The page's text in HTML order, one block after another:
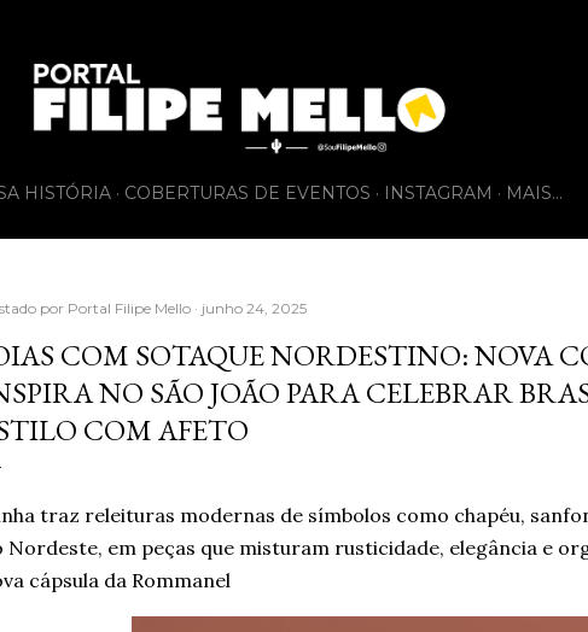
HISTÓRIA COBERTURAS DE EVENTOS INSTAGRAM MAIS…
por Portal Filipe Mello junho 24, 2025
COM SOTAQUE NORDESTINO: NOVA
NO SÃO JOÃO PARA CELEBRAR
COM AFETO
traz releituras modernas de símbolos como chapéu,
Nordeste, em peças que misturam rusticidade, elegância e
cápsula da Rommanel